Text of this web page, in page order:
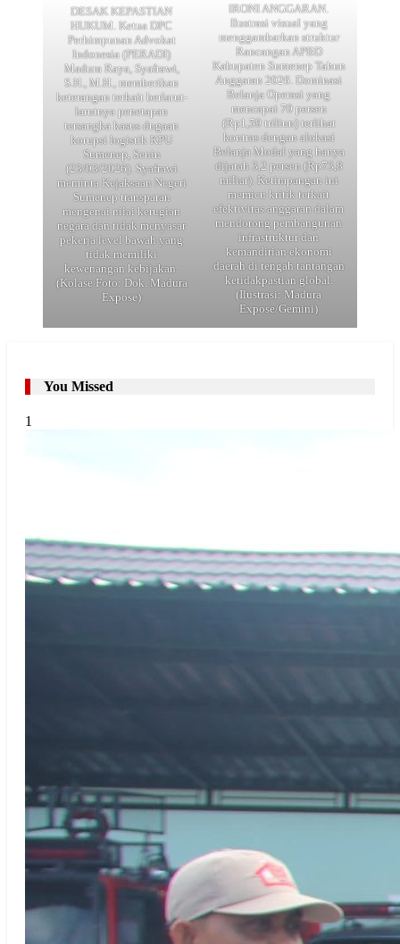
DESAK KEPASTIAN
HUKUM. Ketua DPC
Perhimpunan Advokat
Indonesia (PERADI)
Madura Raya, Syafrawi,
S.H., M.H., memberikan
keterangan terkait berlarut-
larutnya penetapan
tersangka kasus dugaan
korupsi logistik KPU
Sumenep, Senin
(23/03/2026). Syafrawi
meminta Kejaksaan Negeri
Sumenep transparan
mengenai nilai kerugian
negara dan tidak menyasar
pekerja level bawah yang
tidak memiliki
kewenangan kebijakan.
(Kolase Foto: Dok. Madura
Expose)
IRONI ANGGARAN.
Ilustrasi visual yang
menggambarkan struktur
Rancangan APBD
Kabupaten Sumenep Tahun
Anggaran 2026. Dominasi
Belanja Operasi yang
mencapai 70 persen
(Rp1,59 triliun) terlihat
kontras dengan alokasi
Belanja Modal yang hanya
dijatah 3,2 persen (Rp73,8
miliar). Ketimpangan ini
memicu kritik terkait
efektivitas anggaran dalam
mendorong pembangunan
infrastruktur dan
kemandirian ekonomi
daerah di tengah tantangan
ketidakpastian global.
(Ilustrasi: Madura
Expose/Gemini)
You Missed
1